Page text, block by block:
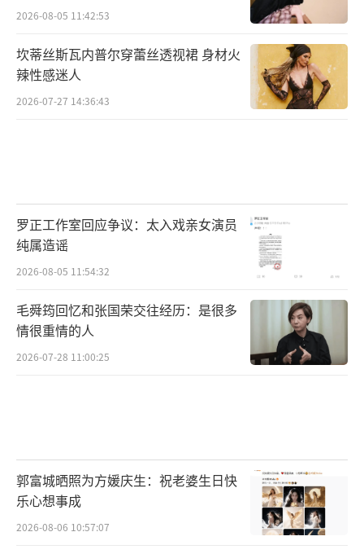
2026-08-05 11:42:53
坎蒂丝斯瓦内普尔穿蕾丝透视裙 身材火
辣性感迷人
2026-07-27 14:36:43
罗正工作室回应争议：太入戏亲女演员
纯属造谣
2026-08-05 11:54:32
毛舜筠回忆和张国荣交往经历：是很多
情很重情的人
2026-07-28 11:00:25
郭富城晒照为方媛庆生：祝老婆生日快
乐心想事成
2026-08-06 10:57:07